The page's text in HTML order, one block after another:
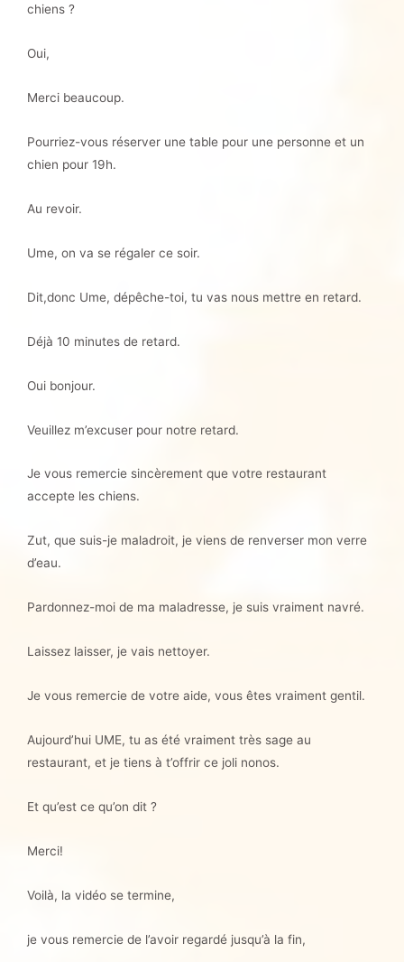
chiens ?
Oui,
Merci beaucoup.
Pourriez-vous réserver une table pour une personne et un
chien pour 19h.
Au revoir.
Ume, on va se régaler ce soir.
Dit,donc Ume, dépêche-toi, tu vas nous mettre en retard.
Déjà 10 minutes de retard.
Oui bonjour.
Veuillez m’excuser pour notre retard.
Je vous remercie sincèrement que votre restaurant
accepte les chiens.
Zut, que suis-je maladroit, je viens de renverser mon verre
d’eau.
Pardonnez-moi de ma maladresse, je suis vraiment navré.
Laissez laisser, je vais nettoyer.
Je vous remercie de votre aide, vous êtes vraiment gentil.
Aujourd’hui UME, tu as été vraiment très sage au
restaurant, et je tiens à t’offrir ce joli nonos.
Et qu’est ce qu’on dit ?
Merci!
Voilà, la vidéo se termine,
je vous remercie de l’avoir regardé jusqu’à la fin,